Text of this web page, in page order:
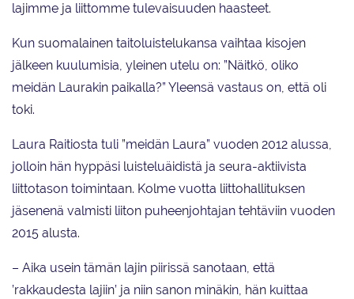
lajimme ja liittomme tulevaisuuden haasteet.
Kun suomalainen taitoluistelukansa vaihtaa kisojen
jälkeen kuulumisia, yleinen utelu on: ”Näitkö, oliko
meidän Laurakin paikalla?” Yleensä vastaus on, että oli
toki.
Laura Raitiosta tuli ”meidän Laura” vuoden 2012 alussa,
jolloin hän hyppäsi luisteluäidistä ja seura-aktiivista
liittotason toimintaan. Kolme vuotta liittohallituksen
jäsenenä valmisti liiton puheenjohtajan tehtäviin vuoden
2015 alusta.
– Aika usein tämän lajin piirissä sanotaan, että
’rakkaudesta lajiin’ ja niin sanon minäkin, hän kuittaa